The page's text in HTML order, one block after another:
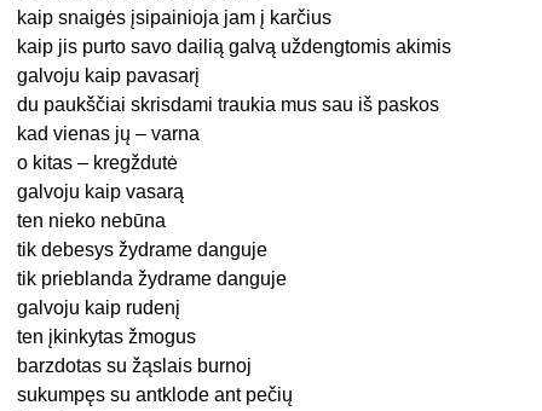
kaip snaigės įsipainioja jam į karčius
kaip jis purto savo dailią galvą uždengtomis akimis
galvoju kaip pavasarį
du paukščiai skrisdami traukia mus sau iš paskos
kad vienas jų – varna
o kitas – kregždutė
galvoju kaip vasarą
ten nieko nebūna
tik debesys žydrame danguje
tik prieblanda žydrame danguje
galvoju kaip rudenį
ten įkinkytas žmogus
barzdotas su žąslais burnoj
sukumpęs su antklode ant pečių